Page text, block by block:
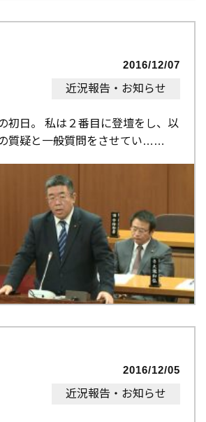
2016/12/07
近況報告・お知らせ
初日。 私は２番目に登壇をし、以
質疑と一般質問をさせてい…
2016/12/05
近況報告・お知らせ